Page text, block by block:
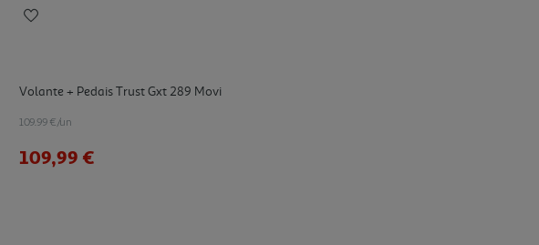
Volante + Pedais Trust Gxt 289 Movi
109.99 €/un
109,99 €